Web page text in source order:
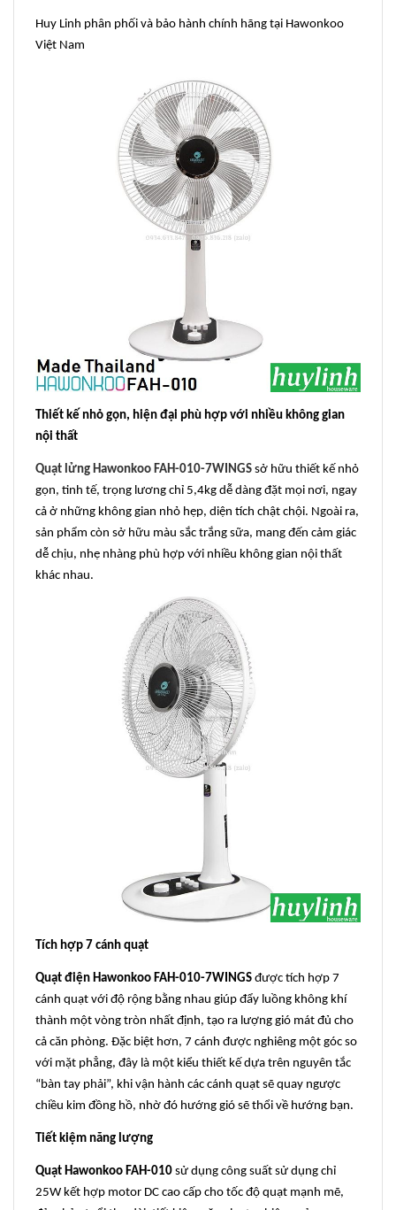
Huy Linh phân phối và bảo hành chính hãng tại Hawonkoo
Việt Nam
Thiết kế nhỏ gọn, hiện đại phù hợp với nhiều không gian
nội thất
Quạt lửng Hawonkoo FAH-010-7WINGS sở hữu thiết kế nhỏ
gọn, tinh tế, trọng lương chỉ 5,4kg dễ dàng đặt mọi nơi, ngay
cả ở những không gian nhỏ hẹp, diện tích chật chội. Ngoài ra,
sản phẩm còn sở hữu màu sắc trắng sữa, mang đến cảm giác
dễ chịu, nhẹ nhàng phù hợp với nhiều không gian nội thất
khác nhau.
Tích hợp 7 cánh quạt
Quạt điện Hawonkoo FAH-010-7WINGS được tích hợp 7
cánh quạt với độ rộng bằng nhau giúp đẩy luồng không khí
thành một vòng tròn nhất định, tạo ra lượng gió mát đủ cho
cả căn phòng. Đặc biệt hơn, 7 cánh được nghiêng một góc so
với mặt phẳng, đây là một kiểu thiết kế dựa trên nguyên tắc
“bàn tay phải”, khi vận hành các cánh quạt sẽ quay ngược
chiều kim đồng hồ, nhờ đó hướng gió sẽ thổi về hướng bạn.
Tiết kiệm năng lượng
Quạt Hawonkoo FAH-010 sử dụng công suất sử dụng chỉ
25W kết hợp motor DC cao cấp cho tốc độ quạt mạnh mẽ,